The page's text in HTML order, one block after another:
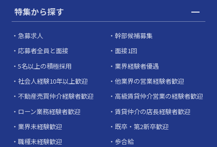
特集から探す
急募求人
幹部候補募集
応募者全員と面接
面接1回
5名以上の積極採用
業界経験者優遇
社会人経験10年以上歓迎
他業界の営業経験者歓迎
不動産売買仲介経験者歓迎
高級賃貸仲介営業の経験者歓迎
ローン業務経験者歓迎
賃貸仲介の店長経験者歓迎
業界未経験歓迎
既卒・第2新卒歓迎
職種未経験歓迎
歩合給